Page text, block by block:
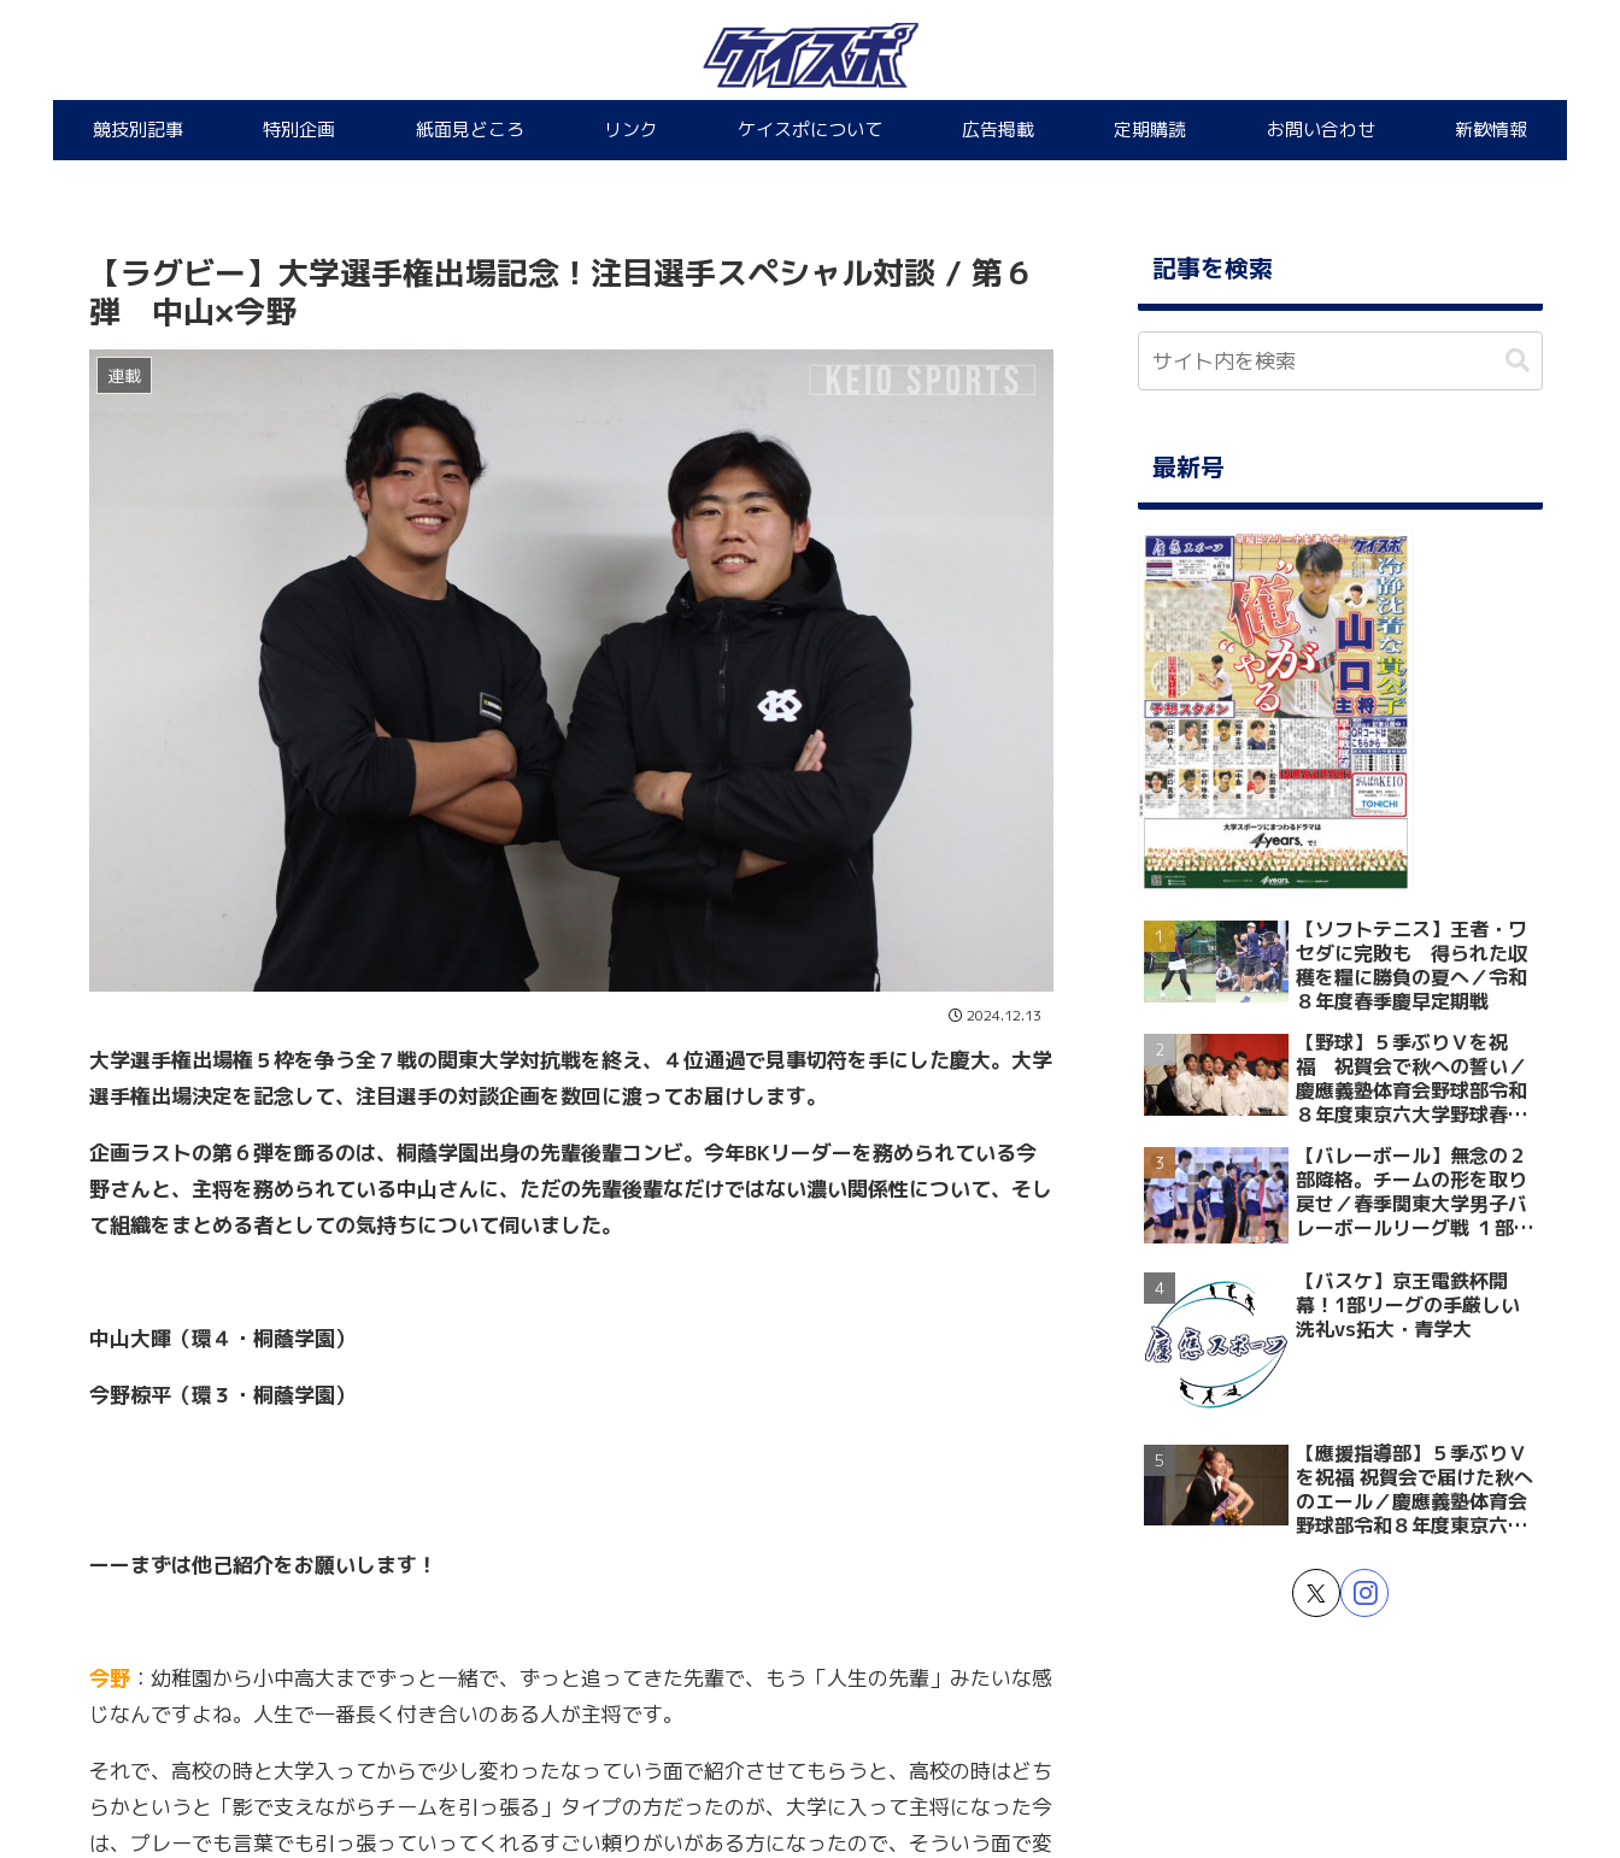
競技別記事 特別企画 紙面見どころ リンク ケイスポについて 広告掲載 定期購読 お問い合わせ 新歓情報
【ラグビー】大学選手権出場記念！注目選手スペシャル対談 / 第６
弾 中山×今野
連載
2024.12.13
大学選手権出場権５枠を争う全７戦の関東大学対抗戦を終え、４位通過で見事切符を手にした慶大。大学
選手権出場決定を記念して、注目選手の対談企画を数回に渡ってお届けします。
企画ラストの第６弾を飾るのは、桐蔭学園出身の先輩後輩コンビ。今年BKリーダーを務められている今
野さんと、主将を務められている中山さんに、ただの先輩後輩なだけではない濃い関係性について、そし
て組織をまとめる者としての気持ちについて伺いました。
中山大暉（環４・桐蔭学園）
今野椋平（環３・桐蔭学園）
ーーまずは他己紹介をお願いします！
今野 ：幼稚園から小中高大までずっと一緒で、ずっと追ってきた先輩で、もう「人生の先輩」みたいな感
じなんですよね。人生で一番長く付き合いのある人が主将です。
それで、高校の時と大学入ってからで少し変わったなっていう面で紹介させてもらうと、高校の時はどち
らかというと「影で支えながらチームを引っ張る」タイプの方だったのが、大学に入って主将になった今
は、プレーでも言葉でも引っ張っていってくれるすごい頼りがいがある方になったので、そういう面で変
記事を検索
最新号
【ソフトテニス】王者・ワ
セダに完敗も 得られた収
穫を糧に勝負の夏へ／令和
８年度春季慶早定期戦
【野球】５季ぶりＶを祝
福 祝賀会で秋への誓い／
慶應義塾体育会野球部令和
８年度東京六大学野球春季
～
【バレーボール】無念の２
部降格。チームの形を取り
戻せ／春季関東大学男子バ
レーボールリーグ戦 １部・
【バスケ】京王電鉄杯開
幕！1部リーグの手厳しい
洗礼vs拓大・青学大
【應援指導部】５季ぶりＶ
を祝福 祝賀会で届けた秋へ
のエール／慶應義塾体育会
野球部令和８年度東京六大
賀会～後編～